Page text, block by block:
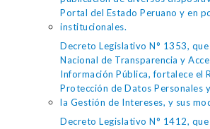
Portal del Estado Peruano y en
institucionales.
Decreto Legislativo N° 1353,
Nacional de Transparencia y
Información Pública, fortalece el
Protección de Datos Personales
la Gestión de Intereses, y sus
Decreto Legislativo N° 1412,